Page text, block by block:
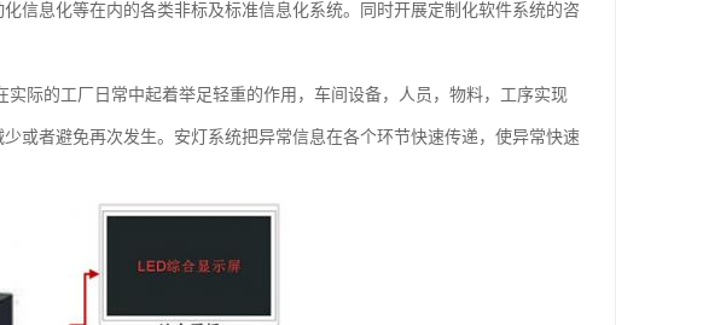
信息化等在内的各类非标及标准信息化系统。同时开展定制化软件系统的咨
际的工厂日常中起着举足轻重的作用，车间设备，人员，物料，工序实现
或者避免再次发生。安灯系统把异常信息在各个环节快速传递，使异常快速